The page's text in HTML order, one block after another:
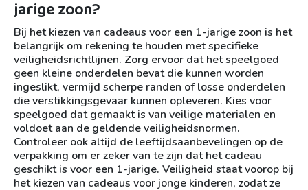
jarige zoon?
Bij het kiezen van cadeaus voor een 1-jarige zoon is het
belangrijk om rekening te houden met specifieke
veiligheidsrichtlijnen. Zorg ervoor dat het speelgoed
geen kleine onderdelen bevat die kunnen worden
ingeslikt, vermijd scherpe randen of losse onderdelen
die verstikkingsgevaar kunnen opleveren. Kies voor
speelgoed dat gemaakt is van veilige materialen en
voldoet aan de geldende veiligheidsnormen.
Controleer ook altijd de leeftijdsaanbevelingen op de
verpakking om er zeker van te zijn dat het cadeau
geschikt is voor een 1-jarige. Veiligheid staat voorop bij
het kiezen van cadeaus voor jonge kinderen, zodat ze